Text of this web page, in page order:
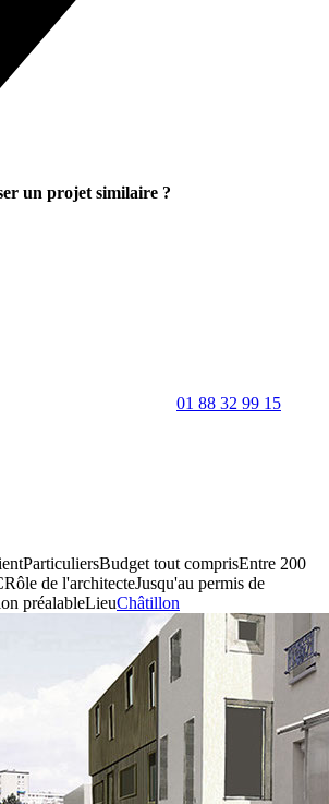
un projet similaire ?
01 88 32 99 15
ParticuliersBudget tout comprisEntre 200
Rôle de l'architecteJusqu'au permis de
préalableLieuChâtillon